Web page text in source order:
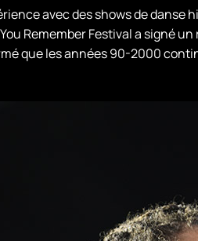
avec des shows de
Remember Festival a signé
que les années 90-2000